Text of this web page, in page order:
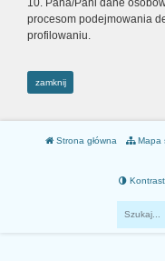
10. Pana/Pani dane
procesom podejmowania
profilowaniu.
zamknij
Strona główna Mapa
Kontrast